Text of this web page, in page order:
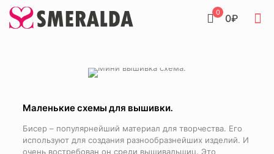
0 0₽
Маленькие схемы для вышивки.
Бисер – популярнейший материал для творчества. Его
используют для создания разнообразнейших изделий. И
очень востребован он среди вышивальщиц. Это